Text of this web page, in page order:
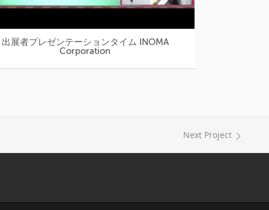
出展者プレゼンテーションタイム INOMA
Corporation
Next Project